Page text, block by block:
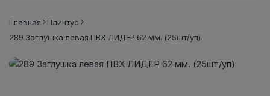
Главная
Плинтус
289 Заглушка левая ПВХ ЛИДЕР 62 мм. (25шт/уп)